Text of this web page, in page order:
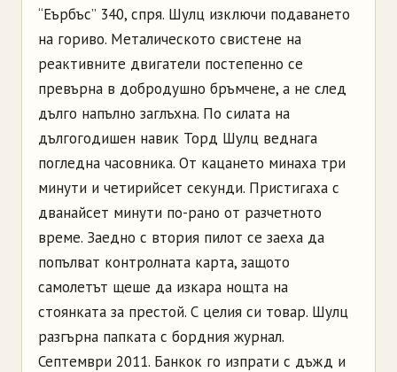
“Еърбъс” 340, спря. Шулц изключи подаването
на гориво. Металическото свистене на
реактивните двигатели постепенно се
превърна в добродушно бръмчене, а не след
дълго напълно заглъхна. По силата на
дългогодишен навик Торд Шулц веднага
погледна часовника. От кацането минаха три
минути и четирийсет секунди. Пристигаха с
дванайсет минути по-рано от разчетното
време. Заедно с втория пилот се заеха да
попълват контролната карта, защото
самолетът щеше да изкара нощта на
стоянката за престой. С целия си товар. Шулц
разгърна папката с бордния журнал.
Септември 2011. Банкок го изпрати с дъжд и